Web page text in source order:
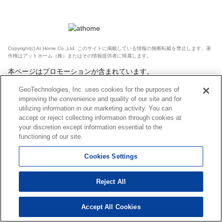
Copyright(c) At Home Co.,Ltd. このサイトに掲載している情報の無断転載を禁止します。著
作権はアットホーム（株）またはその情報提供者に帰属します。
本ページはプロモーションが含まれています。
GeoTechnologies, Inc. uses cookies for the purposes of
improving the convenience and quality of our site and for
utilizing information in our marketing activity. You can
accept or reject collecting information through cookies at
your discretion except information essential to the
functioning of our site.
Cookies Settings
Reject All
Accept All Cookies